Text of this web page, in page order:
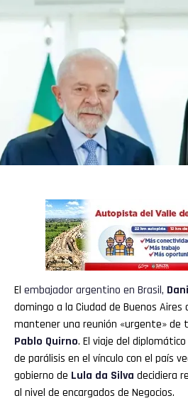
El embajador argentino en Brasil,
domingo a la Ciudad de Buenos Aires
mantener una reunión «urgente» de
Pablo Quirno. El viaje del
de parálisis en el vínculo con el país
gobierno de Lula da Silva decidiera
al nivel de encargados de Negocios.